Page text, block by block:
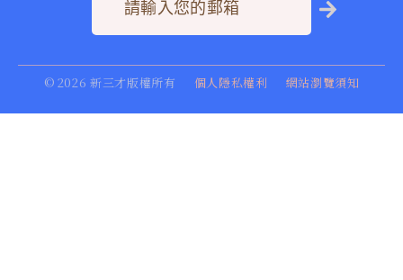
© 2026 新三才版權所有 個人隱私權利 網站瀏覽須知